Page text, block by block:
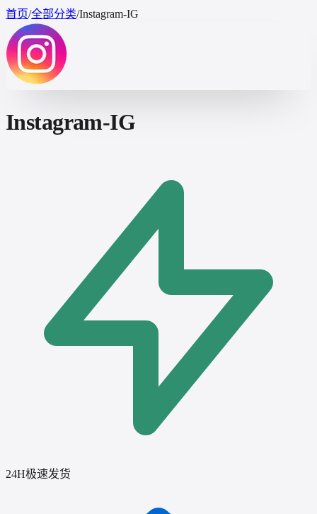
首页/全部分类/Instagram-IG
Instagram-IG
24H极速发货